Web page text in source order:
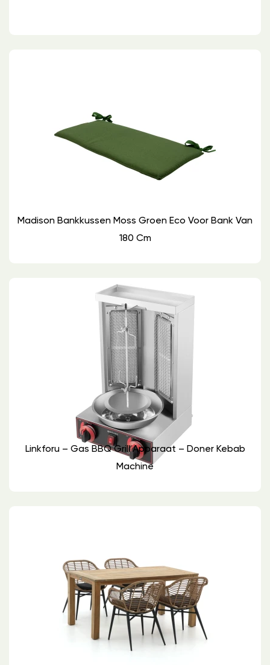
Madison Bankkussen Moss Groen Eco Voor Bank Van
180 Cm
Linkforu – Gas BBQ Grill Apparaat – Doner Kebab
Machine